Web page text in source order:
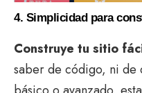
4. Simplicidad para
Construye tu sitio
saber de código, ni de